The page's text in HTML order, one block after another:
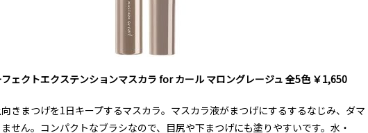
ェクトエクステンションマスカラ forカール マロングレージュ 全5色 ￥1,650
きまつげを1日キープするマスカラ。マスカラ液がまつげにするするなじみ、ダマ
せん。コンパクトなブラシなので、目尻や下まつげにも塗りやすいです。水・